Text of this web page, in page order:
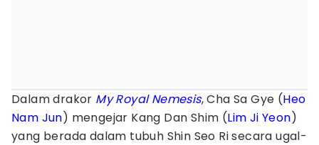
Dalam drakor My Royal Nemesis, Cha Sa Gye (Heo
Nam Jun) mengejar Kang Dan Shim (Lim Ji Yeon)
yang berada dalam tubuh Shin Seo Ri secara ugal-